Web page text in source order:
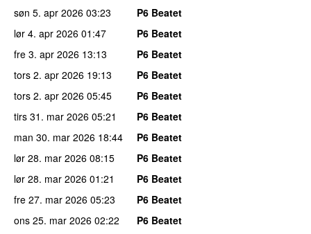
søn 5. apr 2026 03:23
P6 Beatet
lør 4. apr 2026 01:47
P6 Beatet
fre 3. apr 2026 13:13
P6 Beatet
tors 2. apr 2026 19:13
P6 Beatet
tors 2. apr 2026 05:45
P6 Beatet
tirs 31. mar 2026 05:21
P6 Beatet
man 30. mar 2026 18:44
P6 Beatet
lør 28. mar 2026 08:15
P6 Beatet
lør 28. mar 2026 01:21
P6 Beatet
fre 27. mar 2026 05:23
P6 Beatet
ons 25. mar 2026 02:22
P6 Beatet